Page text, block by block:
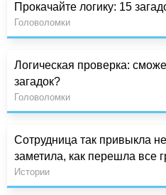
Прокачайте логику: 15
Головоломки
Логическая проверка:
загадок?
Головоломки
Сотрудница так привыкла
заметила, как перешла все
Истории